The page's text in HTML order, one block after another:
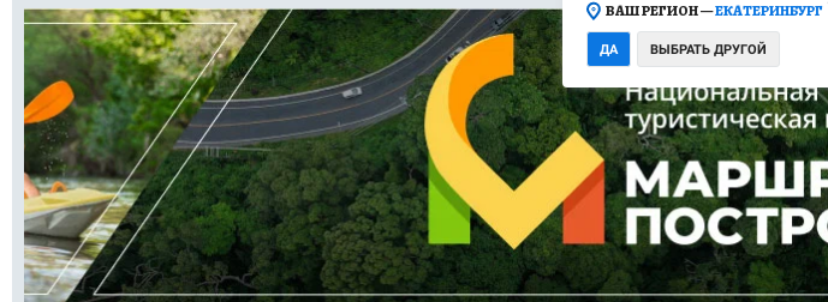
ВЫБОР ЭКСПЕРТОВ ДОКТОР ФИНАНСЫ ОТКРЫВАЕМ МИР Я ЗНАЮ
КНИЖНАЯ ПОЛКА ПРОГНОЗЫ НА СПОРТ ПРОМОКОДЫ СЕРИАЛЫ
ПРЕСС-ЦЕНТР НЕДВИЖИМОСТЬ ТЕЛЕВИЗОР КОЛЛЕКЦИИ
РАДИО КП ТЕСТЫ НОВОЕ НА САЙТЕ
ВАШ РЕГИОН —ЕКАТЕРИНБУРГ
ДА ВЫБРАТЬ ДРУГОЙ